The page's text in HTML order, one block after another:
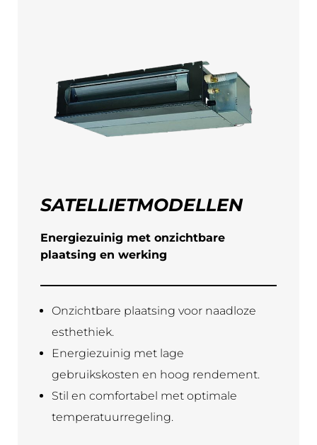
SATELLIETMODELLEN
Energiezuinig met onzichtbare
plaatsing en werking
Onzichtbare plaatsing voor naadloze
esthethiek.
Energiezuinig met lage
gebruikskosten en hoog rendement.
Stil en comfortabel met optimale
temperatuurregeling.